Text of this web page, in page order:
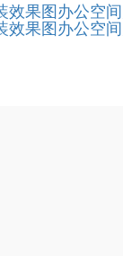
效果图办公空
效果图办公空